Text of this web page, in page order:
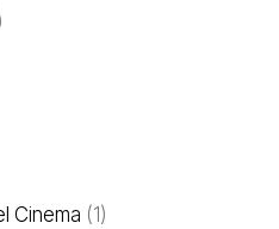
Cinema (1)